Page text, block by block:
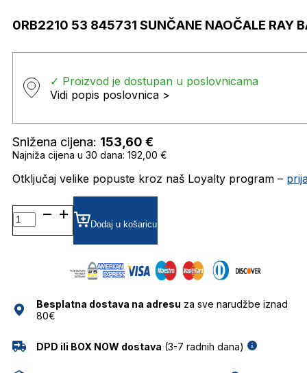
0RB2210 53 845731 SUNČANE NAOČALE RAY
✓ Proizvod je dostupan u poslovnicama
Vidi popis poslovnica >
Snižena cijena: 153,60 €
Najniža cijena u 30 dana: 192,00 €
Otključaj velike popuste kroz naš Loyalty program –
0RB2210
53
845731
količina
Dodaj u košaricu
Besplatna dostava na adresu za sve narudžbe iznad
80€
DPD ili BOX NOW dostava (3-7 radnih dana)